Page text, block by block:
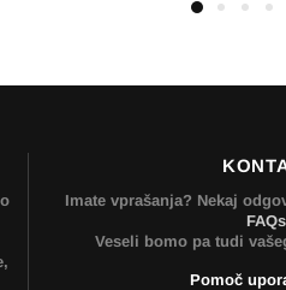
Imate vprašanja? Nekaj
FAQs
Veseli bomo pa tudi
Pomoč